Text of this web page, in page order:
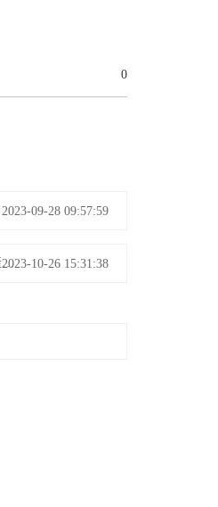
0
2023-09-28 09:57:59
適（shì）老化（huà）產品設計策略 - 如何根（gēn）據老年人的（de）生理（lǐ）特點精準設計產品？
2023-10-26 15:31:38